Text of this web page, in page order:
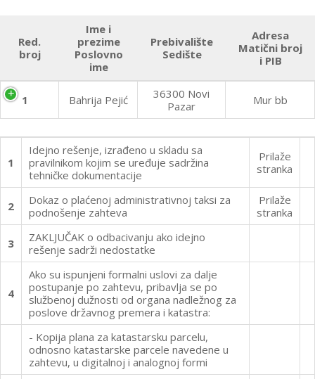
Red.
broj
Ime i
prezime
Poslovno
ime
Prebivalište
Sedište
Adresa
Matični broj
i PIB
1 Bahrija Pejić
36300 Novi
Pazar
Mur bb
1
Idejno rešenje, izrađeno u skladu sa
pravilnikom kojim se uređuje sadržina
tehničke dokumentacije
Prilaže
stranka
2
Dokaz o plaćenoj administrativnoj taksi za
podnošenje zahteva
Prilaže
stranka
3
ZAKLJUČAK o odbacivanju ako idejno
rešenje sadrži nedostatke
4
Ako su ispunjeni formalni uslovi za dalje
postupanje po zahtevu, pribavlja se po
službenoj dužnosti od organa nadležnog za
poslove državnog premera i katastra:
- Kopija plana za katastarsku parcelu,
odnosno katastarske parcele navedene u
zahtevu, u digitalnoj i analognoj formi